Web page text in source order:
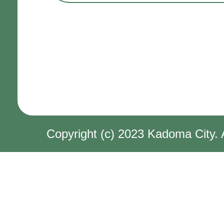
Copyright (c) 2023 Kadoma City.